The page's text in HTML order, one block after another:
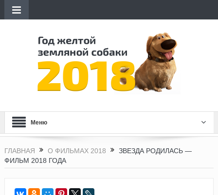
Меню
ГЛАВНАЯ О ФИЛЬМАХ 2018
ЗВЕЗДА РОДИЛАСЬ —
ФИЛЬМ 2018 ГОДА